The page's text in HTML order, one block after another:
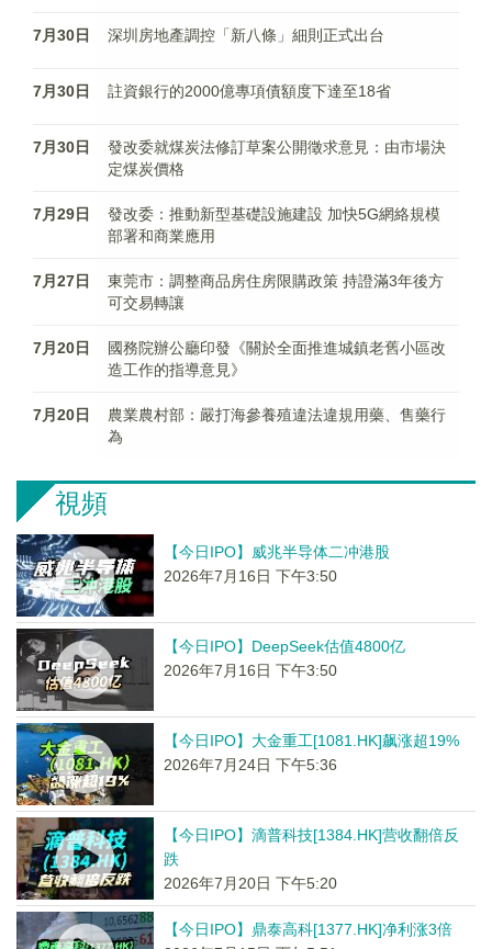
7月30日 深圳房地產調控「新八條」細則正式出台
7月30日 註資銀行的2000億專項債額度下達至18省
7月30日
發改委就煤炭法修訂草案公開徵求意見：由市場決
定煤炭價格
7月29日
發改委：推動新型基礎設施建設 加快5G網絡規模
部署和商業應用
7月27日
東莞市：調整商品房住房限購政策 持證滿3年後方
可交易轉讓
7月20日
國務院辦公廳印發《關於全面推進城鎮老舊小區改
造工作的指導意見》
7月20日
農業農村部：嚴打海參養殖違法違規用藥、售藥行
為
視頻
【今日IPO】威兆半导体二冲港股
2026年7月16日 下午3:50
【今日IPO】DeepSeek估值4800亿
2026年7月16日 下午3:50
【今日IPO】大金重工[1081.HK]飙涨超19%
2026年7月24日 下午5:36
【今日IPO】滴普科技[1384.HK]营收翻倍反
跌
2026年7月20日 下午5:20
【今日IPO】鼎泰高科[1377.HK]净利涨3倍